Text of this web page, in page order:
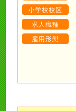
小学校校区
求人職種
雇用形態